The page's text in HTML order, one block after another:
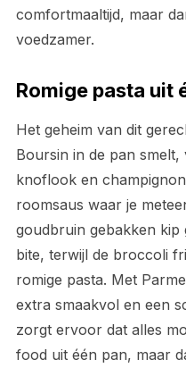
comfortmaaltijd, maar
voedzamer.
Romige pasta uit
Het geheim van dit
Boursin in de pan
knoflook en
roomsaus waar je
goudbruin gebakken kip
bite, terwijl de broccoli
romige pasta. Met
extra smaakvol en een
zorgt ervoor dat alles
food uit één pan, maar